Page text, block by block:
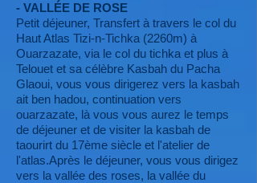
- VALLÉE DE ROSE
Petit déjeuner, Transfert à travers le col du
Haut Atlas Tizi-n-Tichka (2260m) à
Ouarzazate, via le col du tichka et plus à
Telouet et sa célèbre Kasbah du Pacha
Glaoui, vous vous dirigerez vers la kasbah
ait ben hadou, continuation vers
ouarzazate, là vous vous aurez le temps
de déjeuner et de visiter la kasbah de
taourirt du 17ème siècle et l'atelier de
l'atlas.Après le déjeuner, vous vous dirigez
vers la vallée des roses, la vallée du